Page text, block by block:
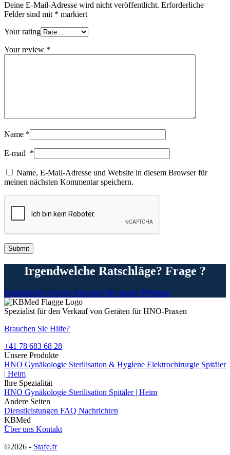
Deine E-Mail-Adresse wird nicht veröffentlicht. Erforderliche
Felder sind mit * markiert
Your rating
Your review *
Name *
E-mail *
Name, E-Mail-Adresse und Website in diesem Browser für
meinen nächsten Kommentar speichern.
Irgendwelche Ratschläge? Frage ?
Kontaktieren Sie uns Bestellen Sie unsere Produkte
Spezialist für den Verkauf von Geräten für HNO-Praxen
Brauchen Sie Hilfe?
+41 78 683 68 28
Unsere Produkte
HNO Gynäkologie Sterilisation & Hygiene Elektrochirurgie Spitäler
| Heim
Ihre Spezialität
HNO Gynäkologie Sterilisation Spitäler | Heim
Andere Seiten
Dienstleistungen FAQ Nachrichten
KBMed
Über uns Kontakt
©2026 - Stafe.fr